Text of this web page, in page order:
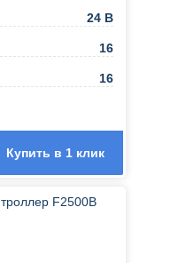
24 В
16
16
Купить в 1 клик